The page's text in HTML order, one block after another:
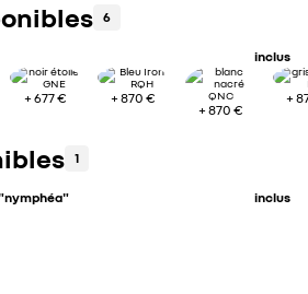
6
inclus
+677 € +870 €
+870 €
+
1
inclus